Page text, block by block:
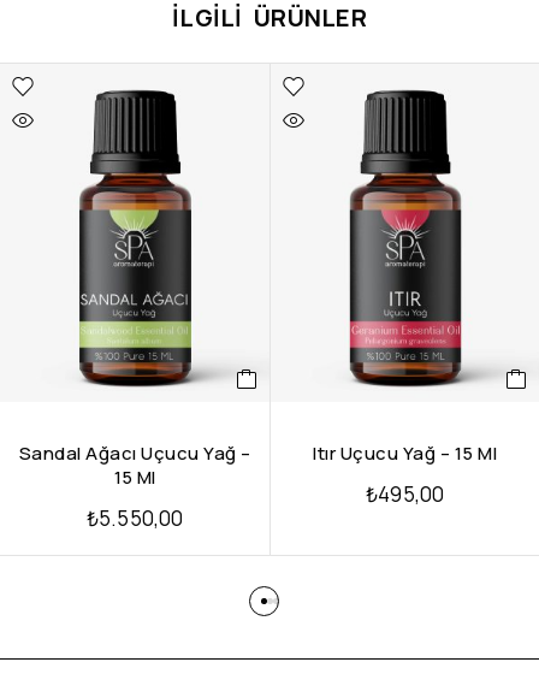
İLGILI ÜRÜNLER
Sandal Ağacı Uçucu Yağ –
15 Ml
₺5.550,00
Itır Uçucu Yağ – 15 Ml
₺495,00